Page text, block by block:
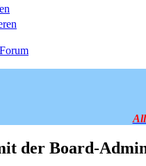
Forum
der Board-